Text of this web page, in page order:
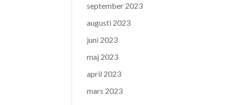
september 2023
augusti 2023
juni 2023
maj 2023
april 2023
mars 2023